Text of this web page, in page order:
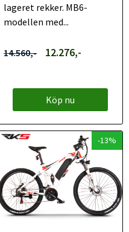
lageret rekker. MB6-
modellen med...
14.560,- 12.276,-
Köp nu
-13%